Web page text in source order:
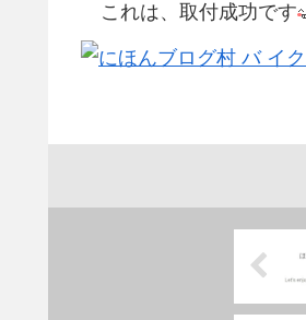
これは、取付成功です